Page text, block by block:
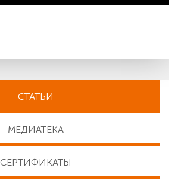
СТАТЬИ
МЕДИАТЕКА
СЕРТИФИКАТЫ